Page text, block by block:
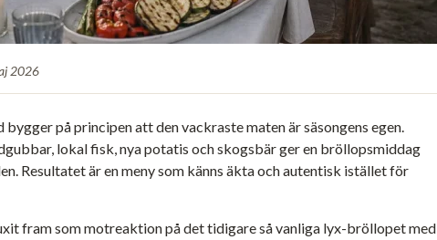
2026
på principen att den vackraste maten är säsongens egen.
lokal fisk, nya potatis och skogsbär ger en bröllopsmiddag
Resultatet är en meny som känns äkta och autentisk istället för
fram som motreaktion på det tidigare så vanliga lyx-bröllopet med